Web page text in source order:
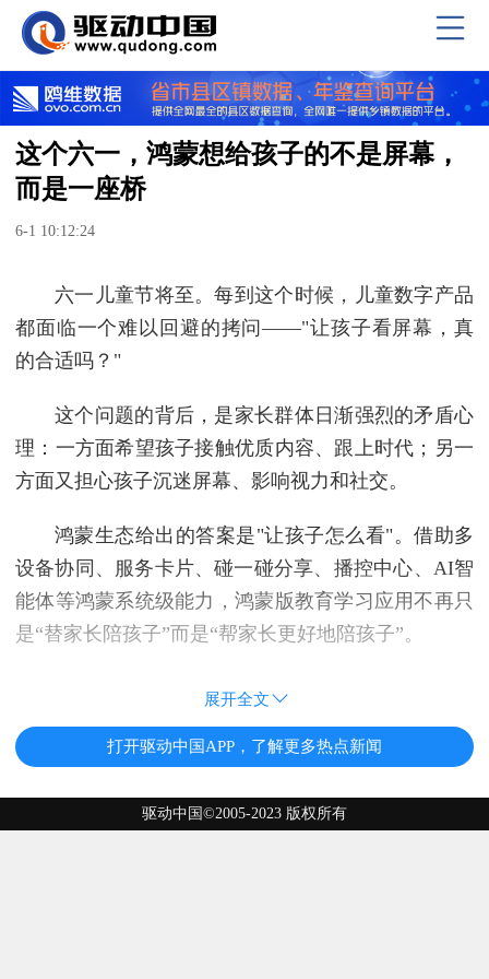
这个六一，鸿蒙想给孩子的不是屏幕，
而是一座桥
6-1 10:12:24
六一儿童节将至。每到这个时候，儿童数字产品
都面临一个难以回避的拷问——"让孩子看屏幕，真
的合适吗？"
这个问题的背后，是家长群体日渐强烈的矛盾心
理：一方面希望孩子接触优质内容、跟上时代；另一
方面又担心孩子沉迷屏幕、影响视力和社交。
鸿蒙生态给出的答案是"让孩子怎么看"。借助多
设备协同、服务卡片、碰一碰分享、播控中心、AI智
能体等鸿蒙系统级能力，鸿蒙版教育学习应用不再只
是“替家长陪孩子”而是“帮家长更好地陪孩子”。
展开全文
打开驱动中国APP，了解更多热点新闻
驱动中国©2005-2023 版权所有